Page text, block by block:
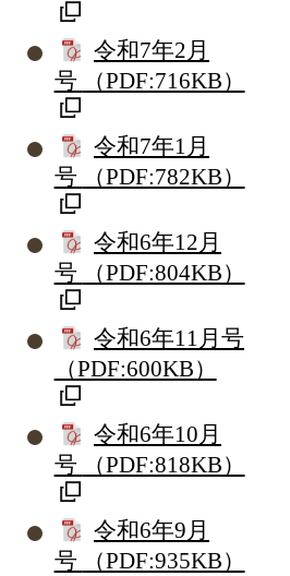
令和7年2月
号
（PDF:716KB）
令和7年1月
号
（PDF:782KB）
令和6年12月
号
（PDF:804KB）
令和6年11月号
（PDF:600KB）
令和6年10月
号
（PDF:818KB）
令和6年9月
号
（PDF:935KB）